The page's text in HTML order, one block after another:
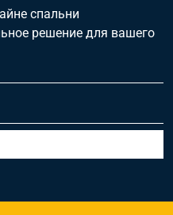
спальни
решение для вашего